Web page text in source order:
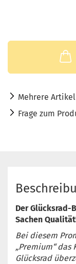
Mehrere
Frage zum
Der Glücksrad-
Sachen
Bei diesem
„Premium“ das
Glücksrad